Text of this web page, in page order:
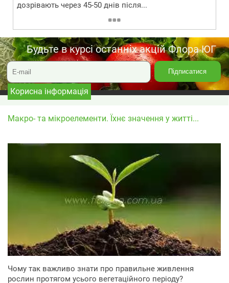
дозрівають через 45-50 днів після...
Будьте в курсі останніх акцій Флора ЮГ
Корисна інформація
Макро- та мікроелементи. Їхнє значення у житті...
Чому так важливо знати про правильне живлення
рослин протягом усього вегетаційного періоду?